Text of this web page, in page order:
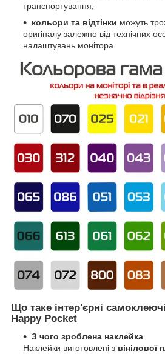
транспортування;
кольори та відтінки можуть
оригіналу залежно від технічних
налаштувань монітора.
Що таке інтер'єрні
Happy Pocket
З чого зроблена наклейка
Наклейки виготовлені з вінілової